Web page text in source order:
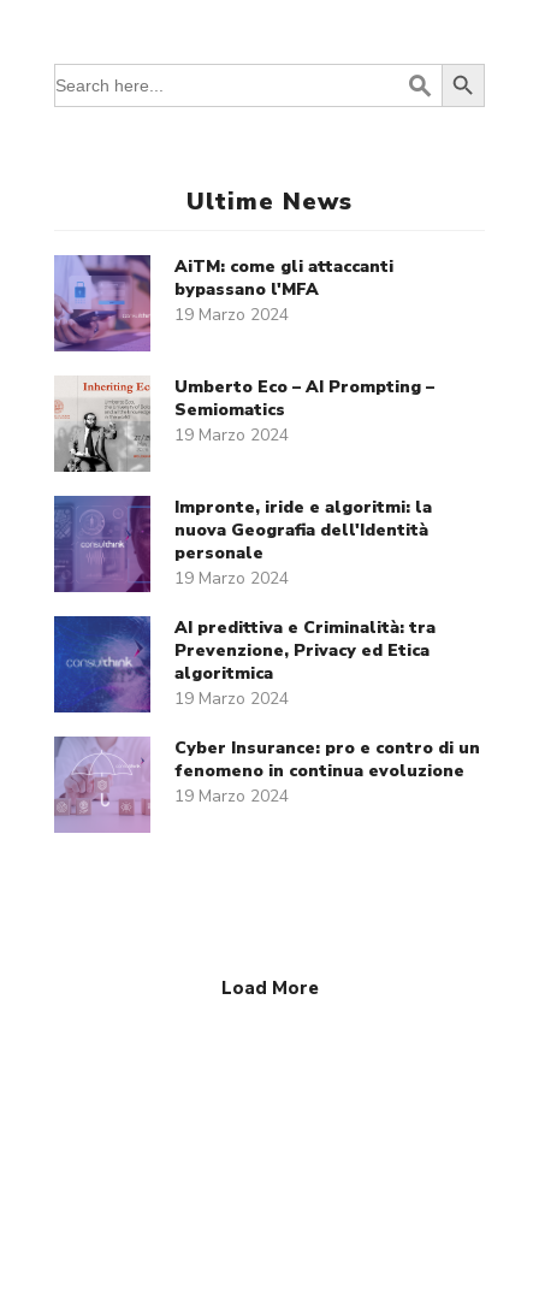
Search
for:
Search Button
Ultime News
AiTM: come gli attaccanti
bypassano l'MFA
19 Marzo 2024
Umberto Eco – AI Prompting –
Semiomatics
19 Marzo 2024
Impronte, iride e algoritmi: la
nuova Geografia dell'Identità
personale
19 Marzo 2024
AI predittiva e Criminalità: tra
Prevenzione, Privacy ed Etica
algoritmica
19 Marzo 2024
Cyber Insurance: pro e contro di un
fenomeno in continua evoluzione
19 Marzo 2024
Load More